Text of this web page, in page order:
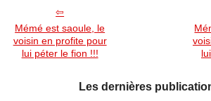
Mémé est saoule, le
voisin en profite pour
lui péter le fion !!!
Les dernières